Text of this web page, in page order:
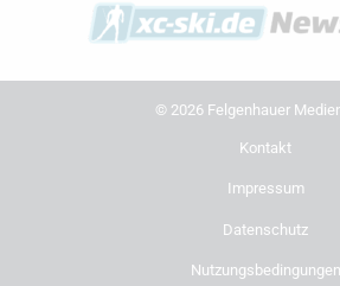
© 2026 Felgenhauer
Kontakt
Impressum
Datenschutz
Nutzungsbedingungen